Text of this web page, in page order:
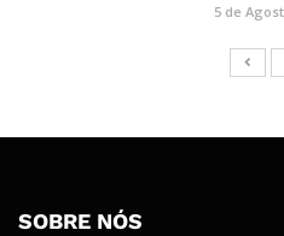
5 de
SOBRE NÓS